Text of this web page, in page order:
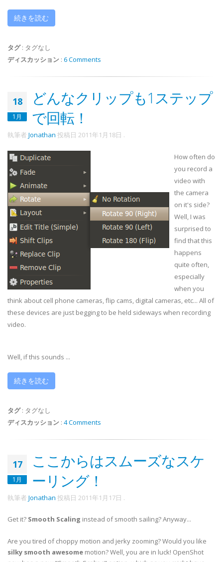
続きを読む
タグ: タグなし
ディスカッション : 6 Comments
18
1月
どんなクリップも1ステップ
で回転！
執筆者 Jonathan 投稿日 2011年1月18日 .
How often do
you record a
video with
the camera
on it's side?
Well, I was
surprised to
find that this
happens
quite often,
especially
when you
think about cell phone cameras, flip cams, digital cameras, etc... All of
these devices are just begging to be held sideways when recording
video.
Well, if this sounds ...
続きを読む
タグ: タグなし
ディスカッション : 4 Comments
17
1月
ここからはスムーズなスケ
ーリング！
執筆者 Jonathan 投稿日 2011年1月17日 .
Get it? Smooth Scaling instead of smooth sailing? Anyway...
Are you tired of choppy motion and jerky zooming? Would you like
silky smooth awesome motion? Well, you are in luck! OpenShot